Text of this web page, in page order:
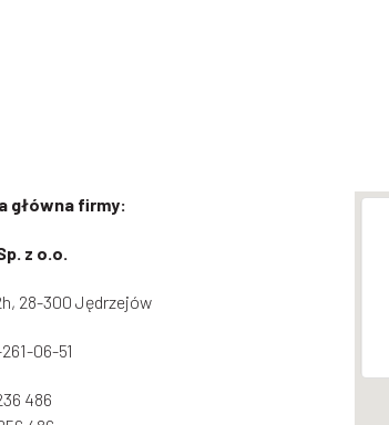
główna firmy:
z o.o.
28-300 Jędrzejów
06-51
486